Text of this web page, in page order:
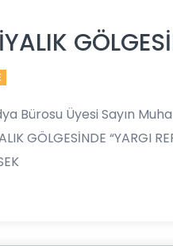
Bürosu Üyesi Sayın
GÖLGESİNDE “YARGI